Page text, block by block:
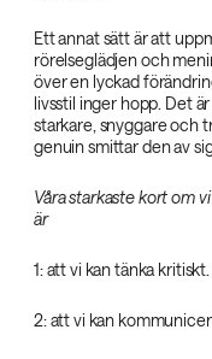
Ett annat sätt är att
rörelseglädjen och
över en lyckad
livsstil inger hopp. Det
starkare, snyggare och
genuin smittar den av
Våra starkaste kort om
är ‌
1: att vi kan tänka kritiskt.
2: att vi kan